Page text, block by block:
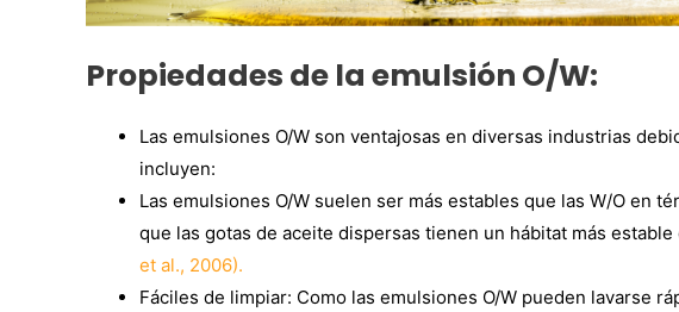
Propiedades de la emulsión O/W:
Las emulsiones O/W son ventajosas en diversas industrias
incluyen:
Las emulsiones O/W suelen ser más estables que las W/O en
que las gotas de aceite dispersas tienen un hábitat más
et al., 2006).
Fáciles de limpiar: Como las emulsiones O/W pueden lavarse